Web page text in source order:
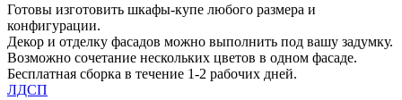
Готовы изготовить шкафы-купе любого размера и
конфигурации.
Декор и отделку фасадов можно выполнить под вашу задумку.
Возможно сочетание нескольких цветов в одном фасаде.
Бесплатная сборка в течение 1-2 рабочих дней.
ЛДСП